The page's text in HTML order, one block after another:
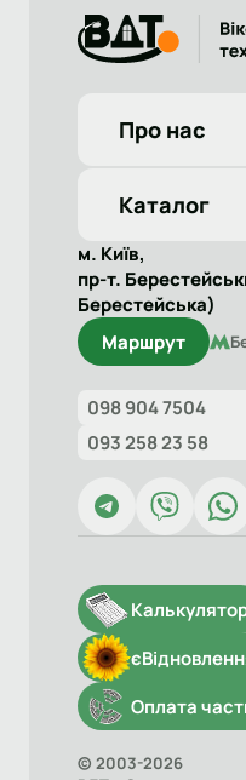
Про нас
Каталог
м. Київ,
пр-т.
Берестейська)
Маршрут
098 904 7504
093 258 23 58
Оплата
© 2003-2026